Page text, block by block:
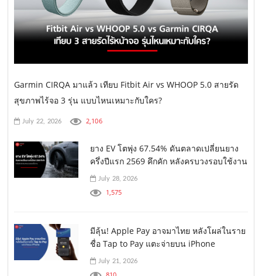
Garmin CIRQA มาแล้ว เทียบ Fitbit Air vs WHOOP 5.0 สายรัด
สุขภาพไร้จอ 3 รุ่น แบบไหนเหมาะกับใคร?
July 22, 2026 2,106
ยาง EV โตพุ่ง 67.54% ดันตลาดเปลี่ยนยาง
ครึ่งปีแรก 2569 คึกคัก หลังครบวงรอบใช้งาน
July 28, 2026
1,575
มีลุ้น! Apple Pay อาจมาไทย หลังโผล่ในราย
ชื่อ Tap to Pay แตะจ่ายบน iPhone
July 21, 2026